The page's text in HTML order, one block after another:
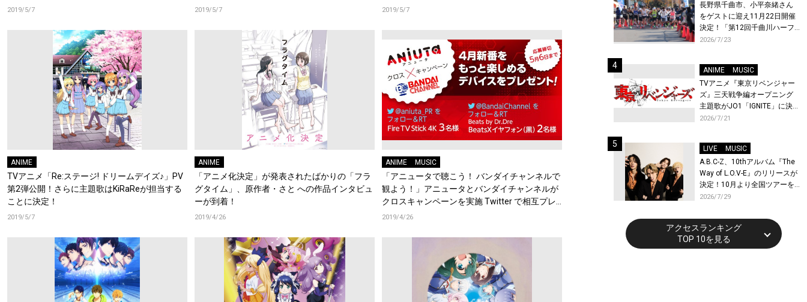
2019/5/7
型イベント『A3! BLOOMING CARNIVAL』詳細
2019/5/7 2019/5/7
ANIME
TVアニメ「Re:ステージ! ドリームデイズ♪」PV
第2弾公開！さらに主題歌はKiRaReが担当する
ことに決定！
2019/5/7
ANIME
「アニメ化決定」が発表されたばかりの「フラ
グタイム」、原作者・さと への作品インタビュ
ーが到着！
2019/4/26
ANIME MUSIC
「アニュータで聴こう！ バンダイチャンネルで
観よう！」アニュータとバンダイチャンネルが
クロスキャンペーンを実施 Twitter で相互プレ
ゼント企画を実施
2019/4/26
長野県千曲市、小平奈緒さん
をゲストに迎え11月22日開催
決定！「第12回千曲川ハーフ
マラソン」エントリー受付開
2026/7/23
ANIME
MUSIC
TVアニメ『東京リベンジャー
ズ』三天戦争編オープニング
主題歌がJO1「IGNITE」に決
定！メンバー全員から喜びと
先行上映会を開催！
2026/7/21
LIVE
MUSIC
A.B.C-Z、10thアルバム『The
Way of L.O.V-E』のリリースが
決定！10月より全国ツアーを
開催！
2026/7/29
アクセスランキング
TOP 10を見る